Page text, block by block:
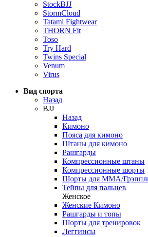
StockBJJ
StormCloud
Tatami Fightwear
THORN Fit
Toso
Try Hard
Twins Special
Venum
Virus
Вид спорта
Назад
BJJ
Назад
Кимоно
Пояса для кимоно
Штаны для кимоно
Рашгарды
Компрессионные штаны
Компрессионные шорты
Шорты для ММА/
Тейпы для пальцев
Женское
Женские Кимоно
Рашгарды и топы
Шорты для тренировок
Леггинсы